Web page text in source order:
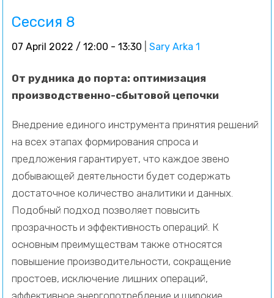
Сессия 8
07 April 2022 / 12:00 - 13:30 |Sary Arka 1
От рудника до порта: оптимизация
производственно-сбытовой цепочки
Внедрение единого инструмента принятия решений
на всех этапах формирования спроса и
предложения гарантирует, что каждое звено
добывающей деятельности будет содержать
достаточное количество аналитики и данных.
Подобный подход позволяет повысить
прозрачность и эффективность операций. К
основным преимуществам также относятся
повышение производительности, сокращение
простоев, исключение лишних операций,